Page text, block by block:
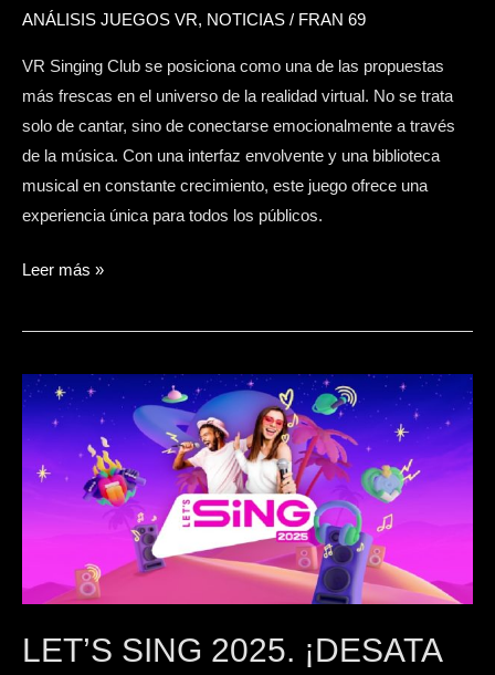
ANÁLISIS JUEGOS VR, NOTICIAS / FRAN 69
VR Singing Club se posiciona como una de las propuestas
más frescas en el universo de la realidad virtual. No se trata
solo de cantar, sino de conectarse emocionalmente a través
de la música. Con una interfaz envolvente y una biblioteca
musical en constante crecimiento, este juego ofrece una
experiencia única para todos los públicos.
Leer más »
LET’S SING 2025. ¡DESATA
Let’s
Sing
2025.
¡Desata
llevas